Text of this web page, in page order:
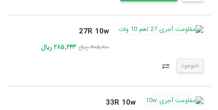
27R 10w
۳۰۵,۲۱۰ ریال ۲۸۵,۲۴۳ ریال
ناموجود
33R 10w